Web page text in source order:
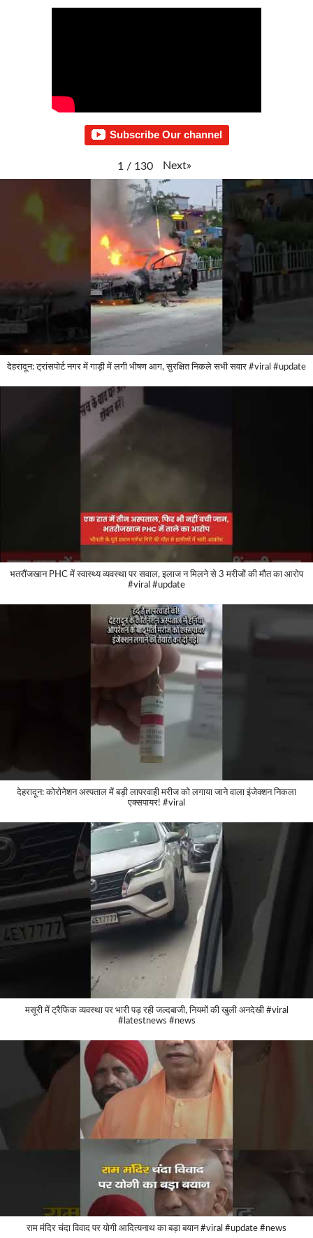
Subscribe Our channel
1 / 130 Next»
देहरादून: ट्रांसपोर्ट नगर में गाड़ी में लगी भीषण आग, सुरक्षित निकले सभी सवार #viral #update
भतरौंजखान PHC में स्वास्थ्य व्यवस्था पर सवाल, इलाज न मिलने से 3 मरीजों की मौत का आरोप
#viral #update
देहरादून: कोरोनेशन अस्पताल में बड़ी लापरवाही मरीज को लगाया जाने वाला इंजेक्शन निकला
एक्सपायर! #viral
मसूरी में ट्रैफिक व्यवस्था पर भारी पड़ रही जल्दबाजी, नियमों की खुली अनदेखी #viral
#latestnews #news
राम मंदिर चंदा विवाद पर योगी आदित्यनाथ का बड़ा बयान #viral #update #news